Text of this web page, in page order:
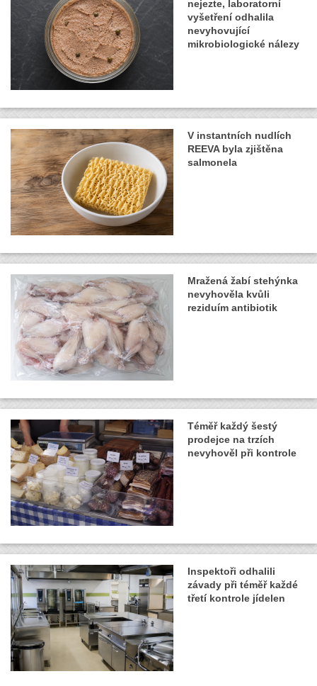
nejezte, laboratorní
vyšetření odhalila
nevyhovující
mikrobiologické nálezy
V instantních nudlích
REEVA byla zjištěna
salmonela
Mražená žabí stehýnka
nevyhověla kvůli
reziduím antibiotik
Téměř každý šestý
prodejce na trzích
nevyhověl při kontrole
Inspektoři odhalili
závady při téměř každé
třetí kontrole jídelen